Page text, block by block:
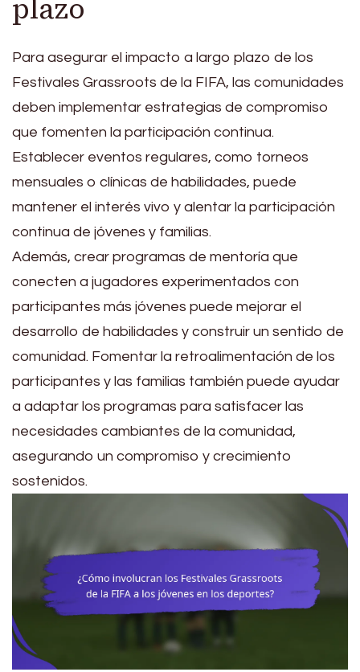
plazo
Para asegurar el impacto a largo plazo de los
Festivales Grassroots de la FIFA, las comunidades
deben implementar estrategias de compromiso
que fomenten la participación continua.
Establecer eventos regulares, como torneos
mensuales o clínicas de habilidades, puede
mantener el interés vivo y alentar la participación
continua de jóvenes y familias.
Además, crear programas de mentoría que
conecten a jugadores experimentados con
participantes más jóvenes puede mejorar el
desarrollo de habilidades y construir un sentido de
comunidad. Fomentar la retroalimentación de los
participantes y las familias también puede ayudar
a adaptar los programas para satisfacer las
necesidades cambiantes de la comunidad,
asegurando un compromiso y crecimiento
sostenidos.